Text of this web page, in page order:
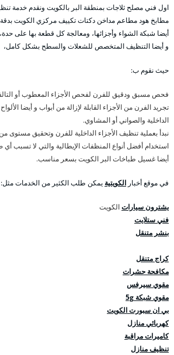
اول فني مصلح ثلاجات بمنطقة البر بالكويت ونقدم خدمة
مطابخ هود مطاعم مداخن دكتات تكييف مركزي الكويت بدقة
أيضا شبكة الشواء وأجزائها، ومعالجة كل قطعة بها على حدة،
و أيضا التنظيف المتخصص للشعلات والسطح بشكل كامل،
حيث نقوم ب:
فحص مسبق ودقيق للفرن لفحص الأجزاء المعطوب أو
تجريد الفرن من الأجزاء القابلة لإزالة من أبواب و أيضا
الداخلية والصواني أو المشاوي.
نبدأ بعملية تنظيف الأجزاء الداخلية للفرن وتحقيق مستوى
استخدام أفضل أنواع المنظفات الإيطالية والتي لا تسبب
أيضا غسيل طباخات البر الكويت بسعر مناسب.
في موقع أخبار الكويتية يمكن طلب الكثير من الخدمات مثل:
يشترون سياراتالكويت
فني ستلايت
بنشر متنقل
كراج متنقل
مكافحة حشرات
مقوي سيرفس
مقوي شبكة 5g
بي ان سبورت الكويت
كهربائي منازل
كاميرات مراقبة
تنظيف منازل